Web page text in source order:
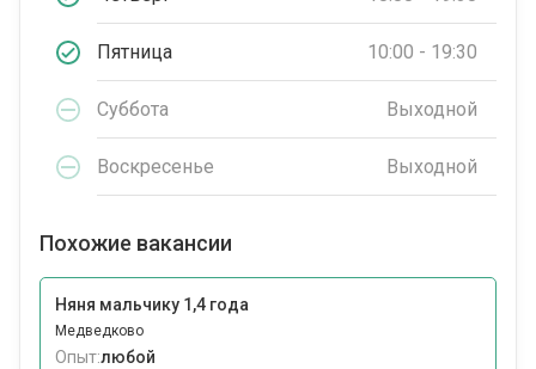
Пятница 10:00 - 19:30
Суббота Выходной
Воскресенье Выходной
Похожие вакансии
Няня мальчику 1,4 года
Медведково
Опыт:любой